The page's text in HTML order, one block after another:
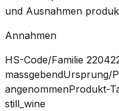
und Ausnahmen
Annahmen
HS-Code/Familie
massgebendUrsprung/
angenommenProdukt-
still_wine